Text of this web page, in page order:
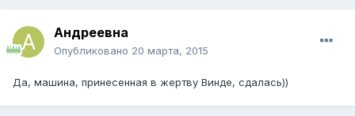
Андреевна
Опубликовано 20 марта, 2015
Да, машина, принесенная в жертву Винде, сдалась))